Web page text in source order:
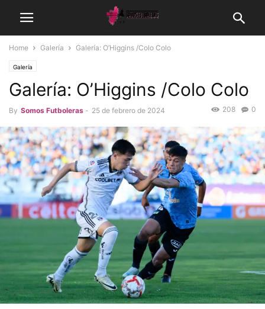
Home Galería Galería: O’Higgins /Colo Colo
Galería
Galería: O’Higgins /Colo Colo
By Somos Futboleras - 25 de febrero de 2024 0
208